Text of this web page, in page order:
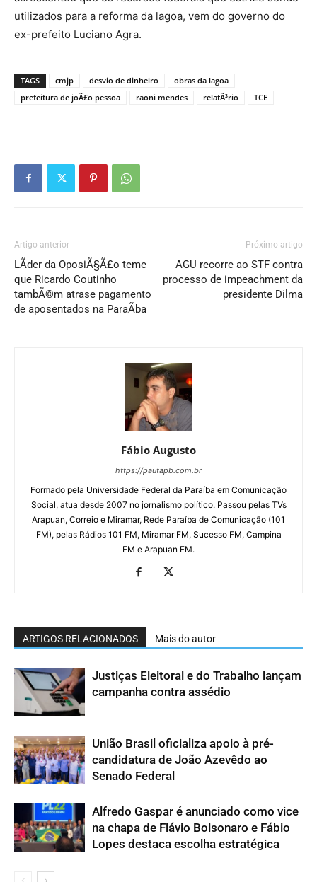
utilizados para a reforma da lagoa, vem do governo do
ex-prefeito Luciano Agra.
TAGS cmjp desvio de dinheiro
obras da lagoa
prefeitura de joÃ£o pessoa
raoni mendes relatÃ³rio TCE
Artigo anterior
LÃ­der da OposiÃ§Ã£o teme
que Ricardo Coutinho
tambÃ©m atrase pagamento
de aposentados na ParaÃ­ba
Próximo artigo
AGU recorre ao STF contra
processo de impeachment da
presidente Dilma
Fábio Augusto
https://pautapb.com.br
Formado pela Universidade Federal da Paraíba em Comunicação
Social, atua desde 2007 no jornalismo político. Passou pelas TVs
Arapuan, Correio e Miramar, Rede Paraíba de Comunicação (101
FM), pelas Rádios 101 FM, Miramar FM, Sucesso FM, Campina
FM e Arapuan FM.
ARTIGOS RELACIONADOS Mais do autor
Justiças Eleitoral e do Trabalho lançam
campanha contra assédio
União Brasil oficializa apoio à pré-
candidatura de João Azevêdo ao
Senado Federal
Alfredo Gaspar é anunciado como vice
na chapa de Flávio Bolsonaro e Fábio
Lopes destaca escolha estratégica